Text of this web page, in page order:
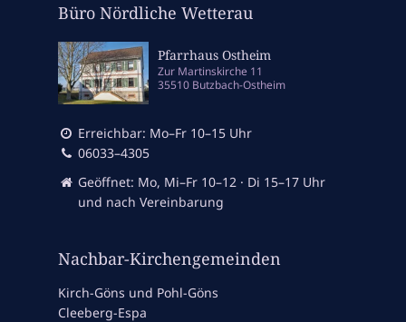
Büro Nördliche Wetterau
Pfarrhaus Ostheim
Zur Martinskirche 11
35510 Butzbach-Ostheim
Erreichbar: Mo–Fr 10–15 Uhr
06033–4305
Geöffnet: Mo, Mi–Fr 10–12 · Di 15–17 Uhr
und nach Vereinbarung
Nachbar-Kirchengemeinden
Kirch-Göns und Pohl-Göns
Cleeberg-Espa